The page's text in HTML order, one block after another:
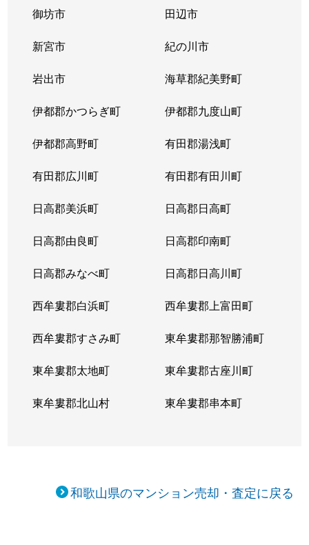
吹屋町
田中口
堀止東
宮前
本町
和歌山市
三木町
1,200万円 和歌山
三木町
1,300万円 和歌山
三木町
2,900万円 和歌山市
三木町
3,600万円 和歌山市
三木町
1,000万円 和歌山市
美園町
2,700万円 和歌山
湊御殿
1,800万円 和歌山港
湊本町
540万円 和歌山市
徒歩7分
吉田
1,200万円 和歌山
吉田
1,500万円 和歌山
御坊市 田辺市
新宮市 紀の川市
岩出市 海草郡紀美野町
伊都郡かつらぎ町 伊都郡九度山町
伊都郡高野町 有田郡湯浅町
有田郡広川町 有田郡有田川町
日高郡美浜町 日高郡日高町
日高郡由良町 日高郡印南町
日高郡みなべ町 日高郡日高川町
西牟婁郡白浜町 西牟婁郡上富田町
西牟婁郡すさみ町 東牟婁郡那智勝浦町
東牟婁郡太地町 東牟婁郡古座川町
東牟婁郡北山村 東牟婁郡串本町
和歌山県のマンション売却・査定に戻る